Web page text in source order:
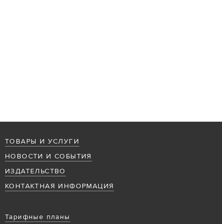
ТОВАРЫ И УСЛУГИ
НОВОСТИ И СОБЫТИЯ
ИЗДАТЕЛЬСТВО
КОНТАКТНАЯ ИНФОРМАЦИЯ
Тарифные планы